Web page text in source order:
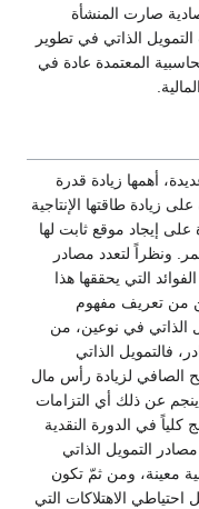
صارت المنشأة
الذاتي في تطوير
المعتمدة عادة في
أهمها زيادة قدرة
زيادة طاقتها الإنتاجية
إيجاد موقع ثابت لها
ونظراً لتعدد مصادر
التي يحققها هذا
تعريف مفهوم
في نوعين، من
الذاتي
لزيادة رأس مال
عن ذلك أي التزامات
في الدورة النقدية
التمويل الذاتي
معينة، ومن ثمّ تكون
الاهتلاكات التي